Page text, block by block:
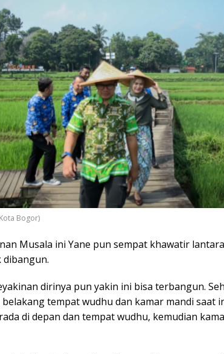
Bogor)
Musala ini Yane pun sempat khawatir
dirinya pun yakin ini bisa terbangun.
tempat wudhu dan kamar mandi saat
di depan dan tempat wudhu, kemudian